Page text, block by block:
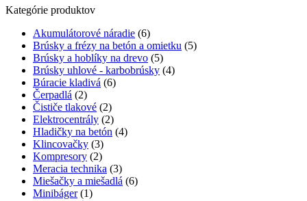
Kategórie produktov
Akumulátorové náradie (6)
Brúsky a frézy na betón a omietku (5)
Brúsky a hoblíky na drevo (5)
Brúsky uhlové - karbobrúsky (4)
Búracie kladivá (6)
Čerpadlá (2)
Čističe tlakové (2)
Elektrocentrály (2)
Hladičky na betón (4)
Klincovačky (3)
Kompresory (2)
Meracia technika (3)
Miešačky a miešadlá (6)
Minibáger (1)